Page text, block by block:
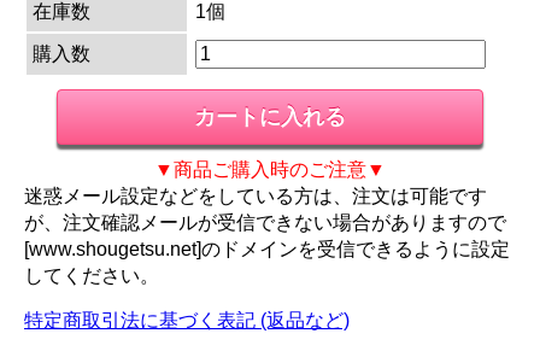
在庫数
1個
購入数
▼商品ご購入時のご注意▼
迷惑メール設定などをしている方は、注文は可能です
が、注文確認メールが受信できない場合がありますので
[www.shougetsu.net]のドメインを受信できるように設定
してください。
特定商取引法に基づく表記 (返品など)